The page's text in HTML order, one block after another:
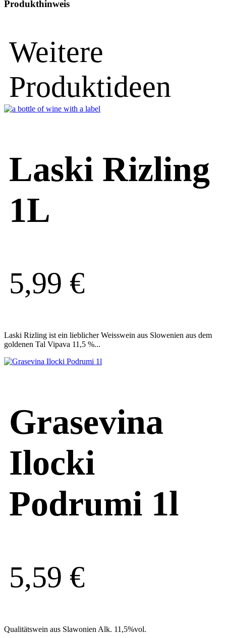
Produkthinweis
Weitere
Produktideen
Laski Rizling
1L
5,99 €
Laski Rizling ist ein lieblicher Weisswein aus Slowenien aus dem
goldenen Tal Vipava 11,5 %...
Grasevina
Ilocki
Podrumi 1l
5,59 €
Qualitätswein aus Slawonien Alk. 11,5%vol.